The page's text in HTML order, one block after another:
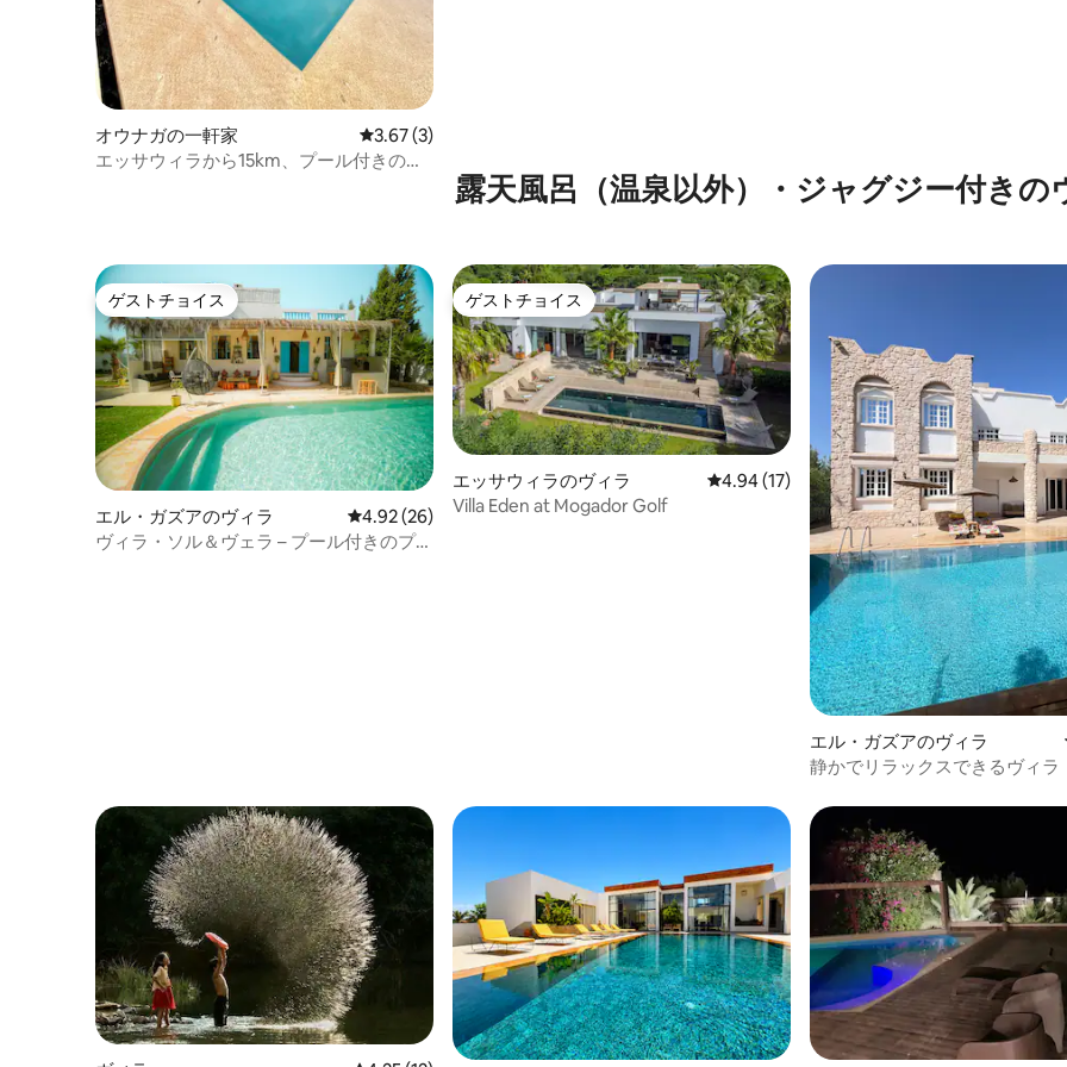
オウナガの一軒家 レビュー3件、5つ星中3.67つ星の平均評価
3.67 (3)
エッサウィラから15km、プール付きの静
露天風呂（温泉以外）・ジャグジー付きの
ゲストチョイス
ゲストチョイス
エル・ガズアのヴィラ レビュー26件、5つ星中4.92つ星の平均評価
4.92 (26)
ヴィラ・ソル＆ヴェラ – プール付きのプラ
ゲストチョイス
ゲストチョイス
エッサウィラのヴィラ レビュー17件、5つ星中4.94つ星の平均評価
4.94 (17)
Villa Eden at Mogador Golf
エル・ガズアのヴィラ
静かでリラックスできるヴィラ